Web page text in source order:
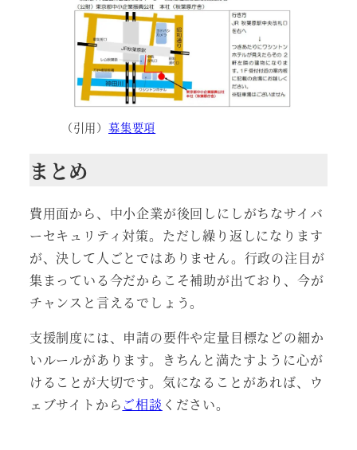
（引用） 募集要項
まとめ
費用面から、中小企業が後回しにしがちなサイバ
ーセキュリティ対策。ただし繰り返しになります
が、決して人ごとではありません。行政の注目が
集まっている今だからこそ補助が出ており、今が
チャンスと言えるでしょう。
支援制度には、申請の要件や定量目標などの細か
いルールがあります。きちんと満たすように心が
けることが大切です。気になることがあれば、ウ
ェブサイトから ご相談 ください。